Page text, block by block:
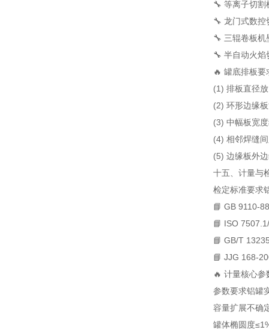
🔧 等离子切割
🔧 龙门式数控
🔧 三辊卷板机
🔧 半自动火焰
🔥 罐底排板
(1) 排板直径
(2) 环形边缘
(3) 中幅板宽
(4) 相邻焊缝
(5) 边缘板外
十五、计量与
检定标准要求
📘 GB 9110-88
📘 ISO
📘 GB/T
📘 JJG 168-
🔥 计量核心参
参数要求铝罐
容量扩展不确
罐体椭圆度